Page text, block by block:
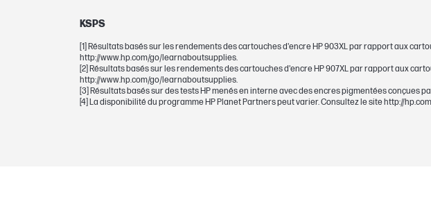
Types d'encre
Nombre total de pages (couleur)
315 pages
Cartouche d’impression/Bouteille, Couleur(s)
Jaune
KSPS
[1] Résultats basés sur les rendements des cartouches d'encre HP 903XL par rapport aux
http://www.hp.com/go/learnaboutsupplies.
[2] Résultats basés sur les rendements des cartouches d'encre HP 907XL par rapport aux
http://www.hp.com/go/learnaboutsupplies.
[3] Résultats basés sur des tests HP menés en interne avec des encres pigmentées conçues
[4] La disponibilité du programme HP Planet Partners peut varier. Consultez le site http://